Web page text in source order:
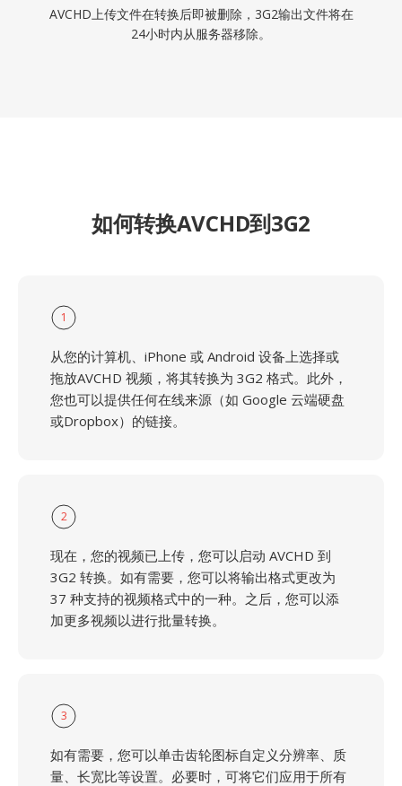
AVCHD上传文件在转换后即被删除，3G2输出文件将在
24小时内从服务器移除。
如何转换AVCHD到3G2
1
从您的计算机、iPhone 或 Android 设备上选择或
拖放AVCHD 视频，将其转换为 3G2 格式。此外，
您也可以提供任何在线来源（如 Google 云端硬盘
或Dropbox）的链接。
2
现在，您的视频已上传，您可以启动 AVCHD 到
3G2 转换。如有需要，您可以将输出格式更改为
37 种支持的视频格式中的一种。之后，您可以添
加更多视频以进行批量转换。
3
如有需要，您可以单击齿轮图标自定义分辨率、质
量、长宽比等设置。必要时，可将它们应用于所有